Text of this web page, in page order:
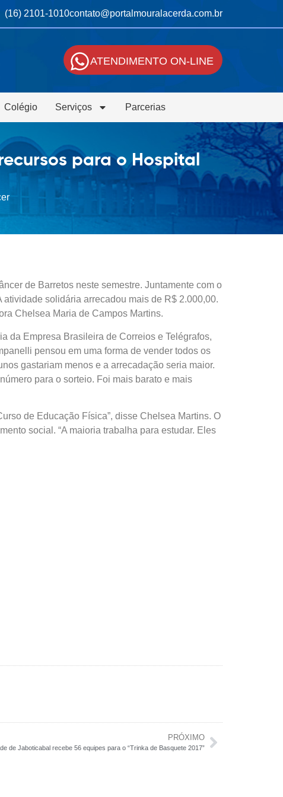
(16) 2101-1010contato@portalmouralacerda.com.br
ATENDIMENTO ON-LINE
Colégio Serviços Parcerias
para o Hospital
de Barretos neste semestre. Juntamente com o
solidária arrecadou mais de R$ 2.000,00.
Chelsea Maria de Campos Martins.
da Empresa Brasileira de Correios e Telégrafos,
pensou em uma forma de vender todos os
gastariam menos e a arrecadação seria maior.
para o sorteio. Foi mais barato e mais
de Educação Física”, disse Chelsea Martins. O
social. “A maioria trabalha para estudar. Eles
PRÓXIMO
de Jaboticabal recebe 56 equipes para o “Trinka de Basquete 2017”